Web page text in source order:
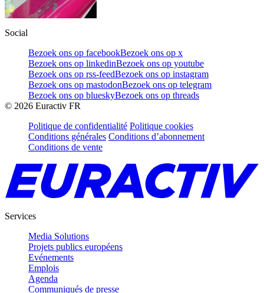
Social
Bezoek ons op facebookBezoek ons op x
Bezoek ons op linkedinBezoek ons op youtube
Bezoek ons op rss-feedBezoek ons op instagram
Bezoek ons op mastodonBezoek ons op telegram
Bezoek ons op blueskyBezoek ons op threads
© 2026 Euractiv FR
Politique de confidentialité Politique cookies
Conditions générales Conditions d’abonnement
Conditions de vente
Services
Media Solutions
Projets publics européens
Evénements
Emplois
Agenda
Communiqués de presse